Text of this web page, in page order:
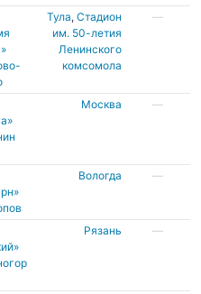
Тула,Стадион
им. 50-летия
Ленинского
комсомола
—
Москва —
Вологда —
Рязань —